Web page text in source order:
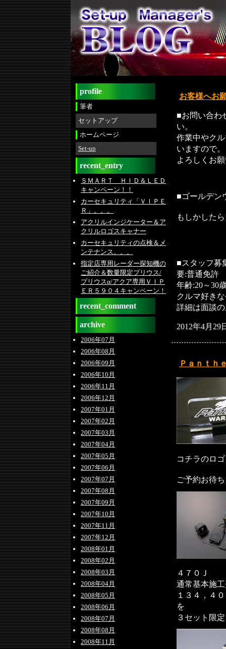
お客様へお
■お問い合わ
い。
作業中やク
いますので。
よろしくお
■ゴールデン
もしかした
■スタッフ募
要:普通免許
年齢:20～30
クルマ好き
詳細は面談
2012年4月29
Ｐａｎｔｈ
コチラのロ
ご予約お待
４７０Ｊ
通常基本施
１３４，４
を
３セット限
profile
筆者
セットアップ
ホームページ
Set-up
recent_entry
ＳＭＡＲＴ ＨＩＤ＆ＬＥＤ
キャンペーン！！
カーセキュリティ「ＶＩＰＥ
Ｒ」。。。
アクリルインジケーター＆ア
クリルロゴスキャナー
カーセキュリティの点検＆メ
ンテナンス。。。
指定店専用レーダー探知機の
ご紹介＆数量限定プリウス/
プリウスα/アクア専用ＶＩＰ
ＥＲ５９０４キャンペーン！
recent_comment
archive
2006年07月
2006年08月
2006年09月
2006年10月
2006年11月
2006年12月
2007年01月
2007年02月
2007年03月
2007年04月
2007年05月
2007年06月
2007年07月
2007年08月
2007年09月
2007年10月
2007年11月
2007年12月
2008年01月
2008年02月
2008年03月
2008年04月
2008年05月
2008年06月
2008年07月
2008年08月
2008年11月